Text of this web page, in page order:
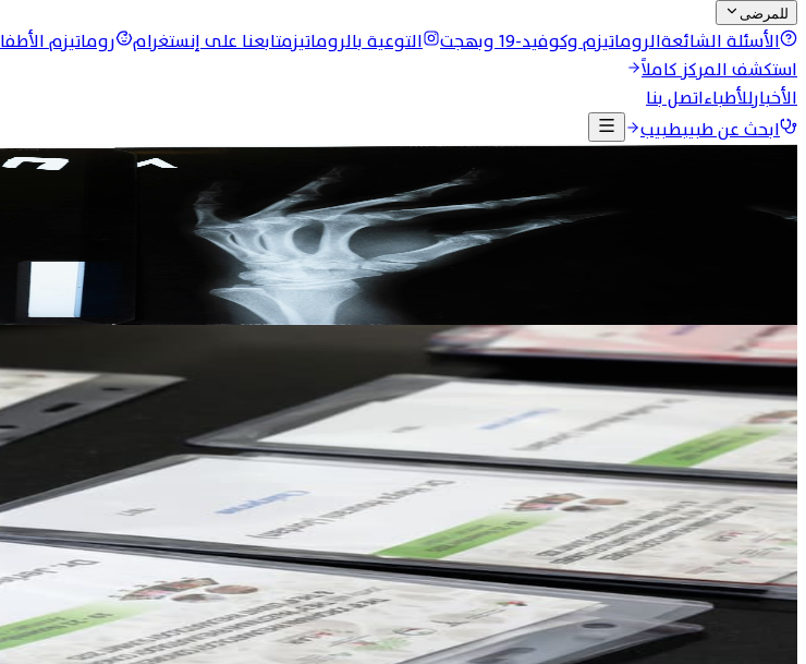
للمرضى
الأسئلة الشائعةالروماتيزم وكوفيد-19 وبهجت التوعية بالروماتيزمتابعنا على إنستغرام روماتيزم
استكشف المركز كاملاً
الأخبارللأطباءاتصل بنا
ابحث عن طبيبطبيب
JSR25 وقمة المشرق الرابعة لأمراض الروماتيزم
المؤتمر الأردني الثامن لأمراض الروماتيزم، بالتعاون مع المؤتمر الفلسطيني الثالث لأمراض الروماتيزم.
فندق جراند حياة، عمّان - الأردن
معرض الصور الجلسات
معرض الصور
المؤتمر بالصور
سيتم إضافة صور المؤتمر فور تجهيزها.
اليوم الأولالأربعاء 19 تشرين الثاني 2025 اليوم الثانيالخميس 20 تشرين الثاني 2025
صور المؤتمر